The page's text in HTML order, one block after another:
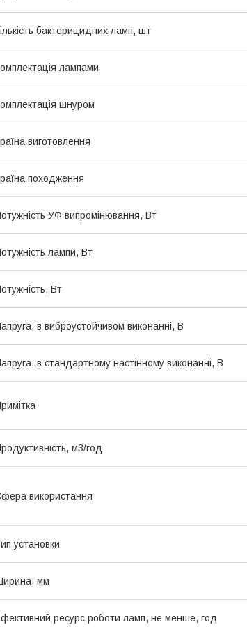
бактерицидних ламп, шт
лампами
шнуром
виготовлення
походження
УФ випромінювання, Вт
лампи, Вт
Вт
в виброустойчивом виконанні, В
в стандартному настінному виконанні, В
м3/год
використання
установки
мм
ресурс роботи ламп, не менше, год